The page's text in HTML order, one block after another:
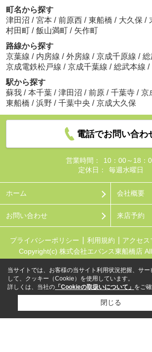
町名から探す
津田沼 / 宮本 / 前原西 / 東船橋 / 大久保 /
村田町 / 飯山満町 / 矢作町
路線から探す
京葉線 / 内房線 / 外房線 / 京成千原線 / 総
京成電鉄松戸線 / 京成千葉線 / 総武本線 /
駅から探す
蘇我 / 本千葉 / 津田沼 / 前原 / 千葉寺 / 京
東船橋 / 浜野 / 千葉中央 / 京成大久保
電話でお問い合わ
営業時間：
10：00～18：
定休日：
毎週水曜日
ホーム 会社概要
お問い合わせ 来店予約
プライバシーポリシー 利用規約 アクセス
Copyright(c) 株式会社エバンス東船橋店
当サイトでは、お客様の当サイト利用状況把握、サー
して、クッキー（Cookie）を使用しています。
詳しくは、当社の 「Cookieの取扱いについて」 をご
閉じる